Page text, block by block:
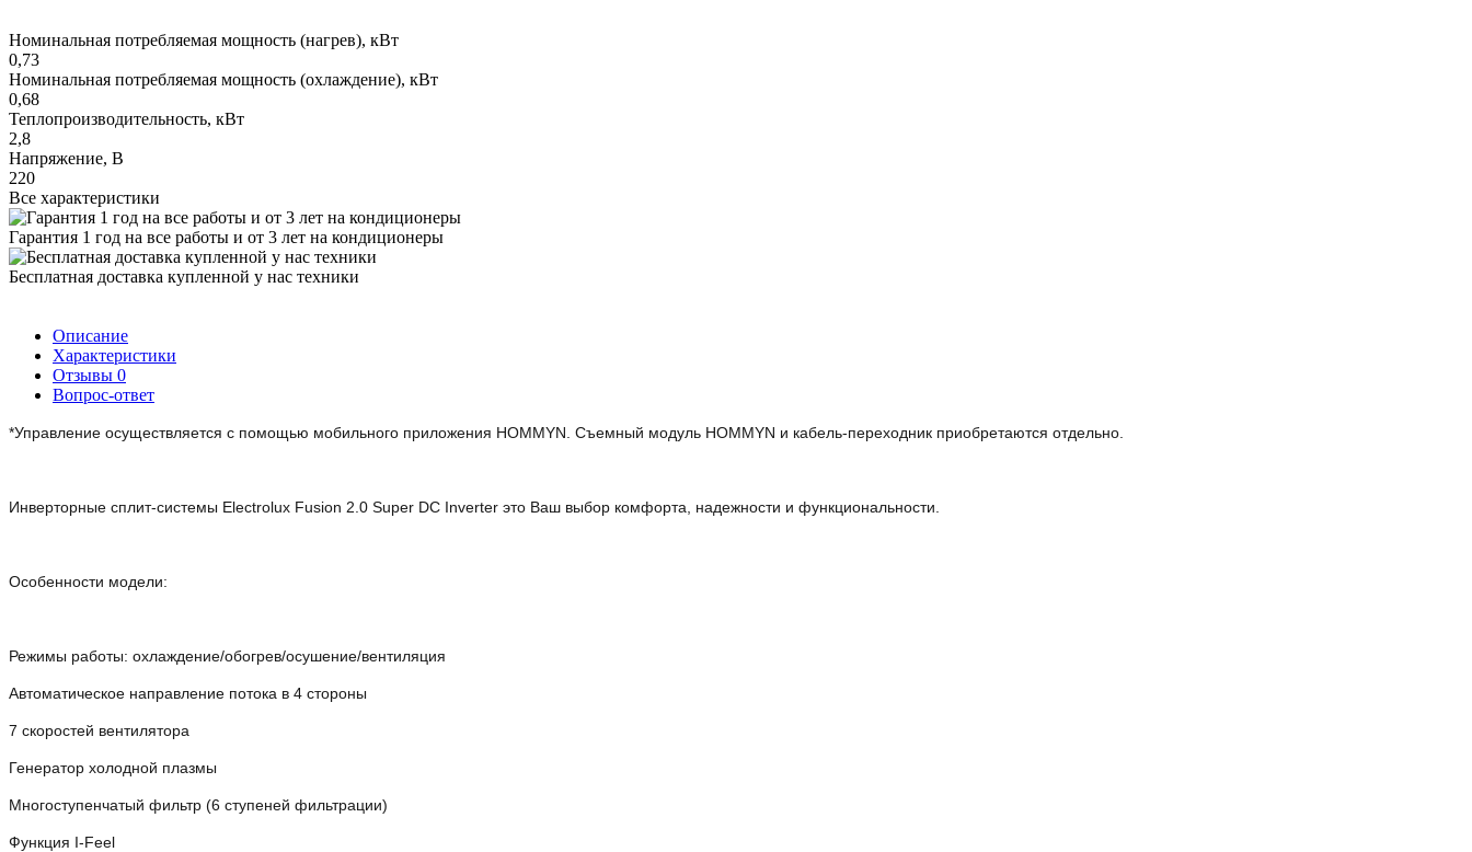
Номинальная потребляемая мощность (нагрев), кВт
0,73
Номинальная потребляемая мощность (охлаждение), кВт
0,68
Теплопроизводительность, кВт
2,8
Напряжение, В
220
Все характеристики
Гарантия 1 год на все работы и от 3 лет на кондиционеры
Бесплатная доставка купленной у нас техники
Описание
Характеристики
Отзывы 0
Вопрос-ответ
*Управление осуществляется с помощью мобильного приложения HOMMYN. Съемный модуль HOMMYN и кабель-переходник приобретаются отдельно.
Инверторные сплит-системы Electrolux Fusion 2.0 Super DC Inverter это Ваш выбор комфорта, надежности и функциональности.
Особенности модели:
Режимы работы: охлаждение/обогрев/осушение/вентиляция
Автоматическое направление потока в 4 стороны
7 скоростей вентилятора
Генератор холодной плазмы
Многоступенчатый фильтр (6 ступеней фильтрации)
Функция I-Feel